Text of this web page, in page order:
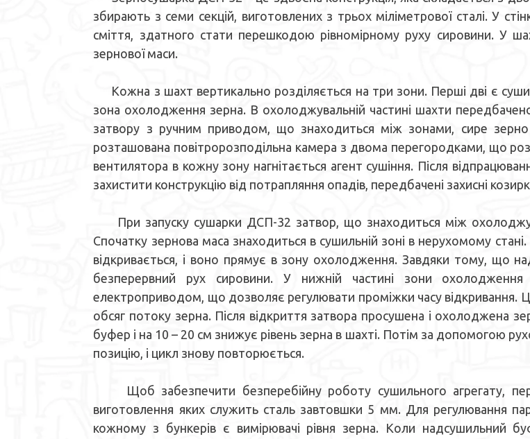
збирають з семи секцій, виготовлених з трьох міліметрової сталі. У
сміття, здатного стати перешкодою рівномірному руху сировини. У
зернової маси.
Кожна з шахт вертикально розділяється на три зони. Перші дві є
зона охолодження зерна. В охолоджувальній частині шахти
затвору з ручним приводом, що знаходиться між зонами, сире
розташована повітророзподільна камера з двома перегородками, що
вентилятора в кожну зону нагнітається агент сушіння. Після
захистити конструкцію від потрапляння опадів, передбачені захисні
При запуску сушарки ДСП-32 затвор, що знаходиться між
Спочатку зернова маса знаходиться в сушильній зоні в нерухомому
відкривається, і воно прямує в зону охолодження. Завдяки тому, що
безперервний рух сировини. У нижній частині зони охолодження
електроприводом, що дозволяє регулювати проміжки часу відкривання.
обсяг потоку зерна. Після відкриття затвора просушена і охолоджена
буфер і на 10 – 20 см знижує рівень зерна в шахті. Потім за допомогою
позицію, і цикл знову повторюється.
Щоб забезпечити безперебійну роботу сушильного агрегату,
виготовлення яких служить сталь завтовшки 5 мм. Для регулювання
кожному з бункерів є вимірювачі рівня зерна. Коли надсушильний